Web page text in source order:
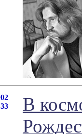
В